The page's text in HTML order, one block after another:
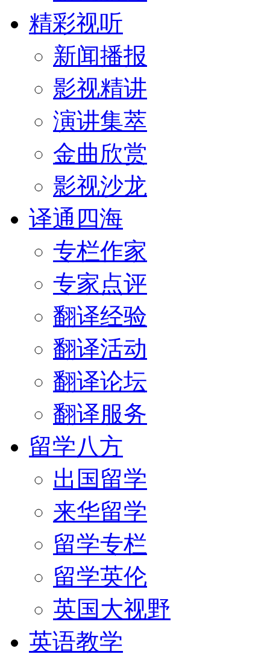
精彩视听
新闻播报
影视精讲
演讲集萃
金曲欣赏
影视沙龙
译通四海
专栏作家
专家点评
翻译经验
翻译活动
翻译论坛
翻译服务
留学八方
出国留学
来华留学
留学专栏
留学英伦
英国大视野
英语教学